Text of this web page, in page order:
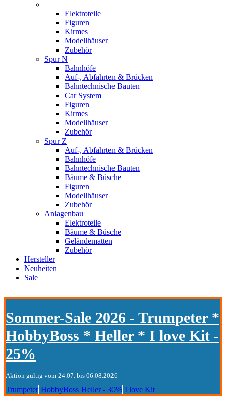
Elektroteile
Figuren
Kirmes
Modellhäuser
Zubehör
Spur N
Bahnhöfe
Auf-, Abfahrten & Brücken
Bahntechnische Bauten
Car System
Figuren
Kirmes
Modellhäuser
Zubehör
Spur Z
Auf-, Abfahrten & Brücken
Bahnhöfe
Bahntechnische Bauten
Bäume & Büsche
Figuren
Modellhäuser
Zubehör
Anlagenbau
Elektroteile
Bäume & Büsche
Geländematten
Zubehör
Hersteller
Neuheiten
Sale
Sommer-Sale 2026 - Trumpeter *
HobbyBoss * Heller * I love Kit -
25%
Aktion gültig vom 24.07. bis 06.08.2026
Trumpeter HobbyBoss Heller - 30% I love Kit